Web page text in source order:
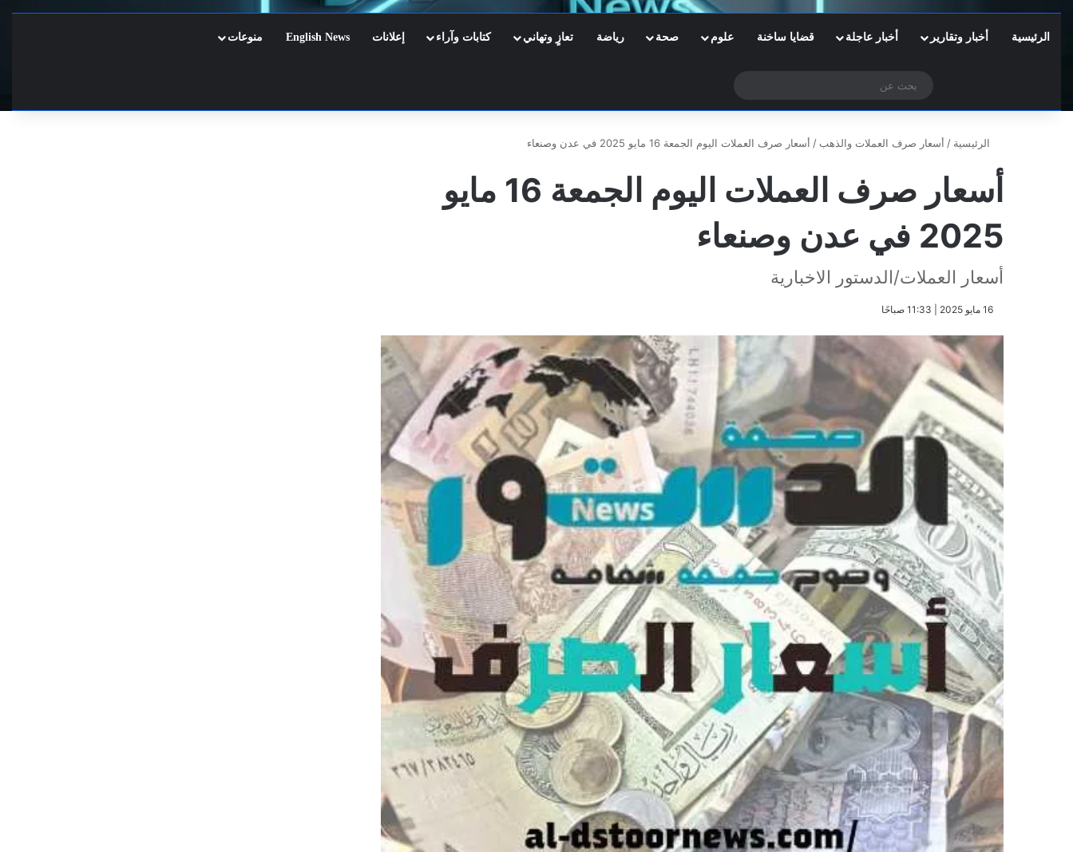
الرئيسية أخبار وتقارير أخبار عاجلة قضايا ساخنة علوم صحة رياضة تعازٍ وتهاني كتابات وآراء إعلانات English News منوعات
الوضع المظلم
عن
الرئيسية / أسعار صرف العملات والذهب / أسعار صرف العملات اليوم الجمعة 16 مايو 2025 في عدن وصنعاء
أسعار صرف العملات اليوم الجمعة 16 مايو
2025 في عدن وصنعاء
أسعار العملات/الدستور الاخبارية
​16 مايو 2025 | 11:33 صباحًا